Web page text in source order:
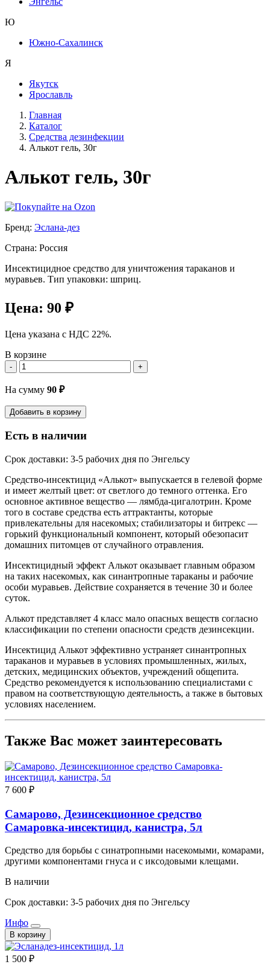
Ю
Южно-Сахалинск
Я
Якутск
Ярославль
Главная
Каталог
Средства дезинфекции
Алькот гель, 30г
Алькот гель, 30г
Бренд: Эслана-дез
Страна: Россия
Инсектицидное средство для уничтожения тараканов и
муравьев. Тип упаковки: шприц.
Цена: 90 ₽
Цена указана с НДС 22%.
В корзине
- +
На сумму 90 ₽
Добавить в корзину
Есть в наличии
Срок доставки: 3-5 рабочих дня по Энгельсу
Средство-инсектицид «Алькот» выпускается в гелевой форме
и имеет желтый цвет: от светлого до темного оттенка. Его
основное активное вещество — лямбда-цигалотрин. Кроме
того в составе средства есть аттрактанты, которые
привлекательны для насекомых; стабилизаторы и битрекс —
горький функциональный компонент, который обезопасит
домашних питомцев от случайного отравления.
Инсектицидный эффект Алькот оказывает главным образом
на таких насекомых, как синантропные тараканы и рабочие
особи муравьев. Действие сохраняется в течение 30 и более
суток.
Алькот представляет 4 класс мало опасных веществ согласно
классификации по степени опасности средств дезинсекции.
Инсектицид Алькот эффективно устраняет синантропных
тараканов и муравьев в условиях промышленных, жилых,
детских, медицинских объектов, учреждений общепита.
Средство рекомендуется к использованию специалистами с
правом на соответствующую деятельность, а также в бытовых
условиях населением.
Также Вас может заинтересовать
7 600 ₽
Самарово, Дезинсекционное средство
Самаровка-инсектицид, канистра, 5л
Средство для борьбы с синатропными насекомыми, комарами,
другими компонентами гнуса и с иксодовыми клещами.
В наличии
Срок доставки: 3-5 рабочих дня по Энгельсу
Инфо
В корзину
1 500 ₽